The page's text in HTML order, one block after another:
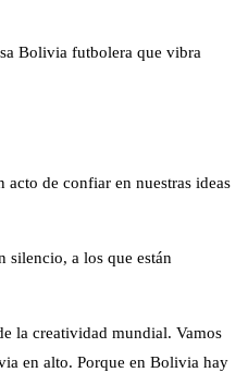
Bolivia futbolera que vibra
de confiar en nuestras ideas
silencio, a los que están
la creatividad mundial. Vamos
en alto. Porque en Bolivia hay